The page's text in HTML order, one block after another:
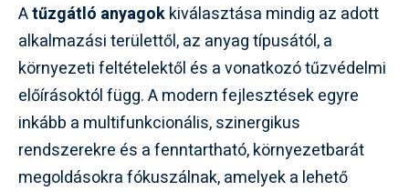
Atűzgátló anyagokkiválasztása mindig az adott
alkalmazási területtől, az anyag típusától, a
környezeti feltételektől és a vonatkozó tűzvédelmi
előírásoktól függ. A modern fejlesztések egyre
inkább a multifunkcionális, szinergikus
rendszerekre és a fenntartható, környezetbarát
megoldásokra fókuszálnak, amelyek a lehető